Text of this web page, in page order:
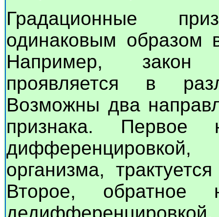
Градационные
одинаковым образом
Например, закон
проявляется в
Возможны два
признака. Первое
организма,
Второе, обратное